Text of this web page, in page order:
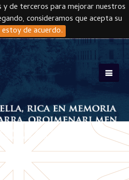
de terceros para mejorar nuestros
consideramos que acepta su
estoy de acuerdo.